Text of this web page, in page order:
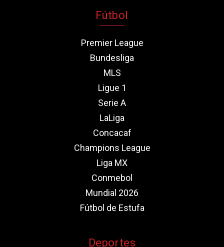
Fútbol
Premier League
Bundesliga
MLS
Ligue 1
Serie A
LaLiga
Concacaf
Champions League
Liga MX
Conmebol
Mundial 2026
Fútbol de Estufa
Deportes